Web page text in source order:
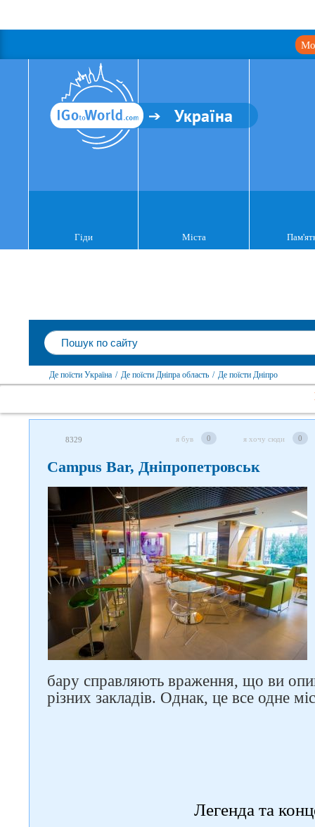
Україна
Гіди Міста
Де поїсти Україна / Де поїсти Дніпра область / Де поїсти Дніпро
8329 я був 0 я хочу сюди 0
Campus Bar, Дніпропетровськ
бару справляють враження, що ви
різних закладів. Однак, це все одне
Легенда та